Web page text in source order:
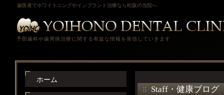
歯医者でホワイトニングやインプラント治療なら松阪の当院へ
予防歯科や歯周病治療に関する有益な情報を発信していきます
Staff・健康ブログ
ホーム